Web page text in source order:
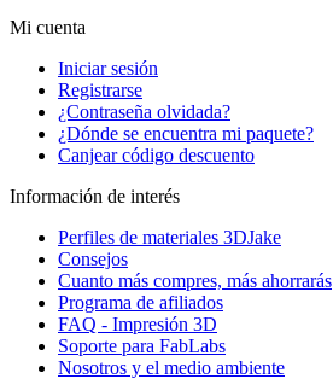
Mi cuenta
Iniciar sesión
Registrarse
¿Contraseña olvidada?
¿Dónde se encuentra mi paquete?
Canjear código descuento
Información de interés
Perfiles de materiales 3DJake
Consejos
Cuanto más compres, más ahorrarás
Programa de afiliados
FAQ - Impresión 3D
Soporte para FabLabs
Nosotros y el medio ambiente